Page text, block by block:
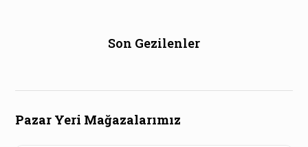
Son Gezilenler
Pazar Yeri Mağazalarımız